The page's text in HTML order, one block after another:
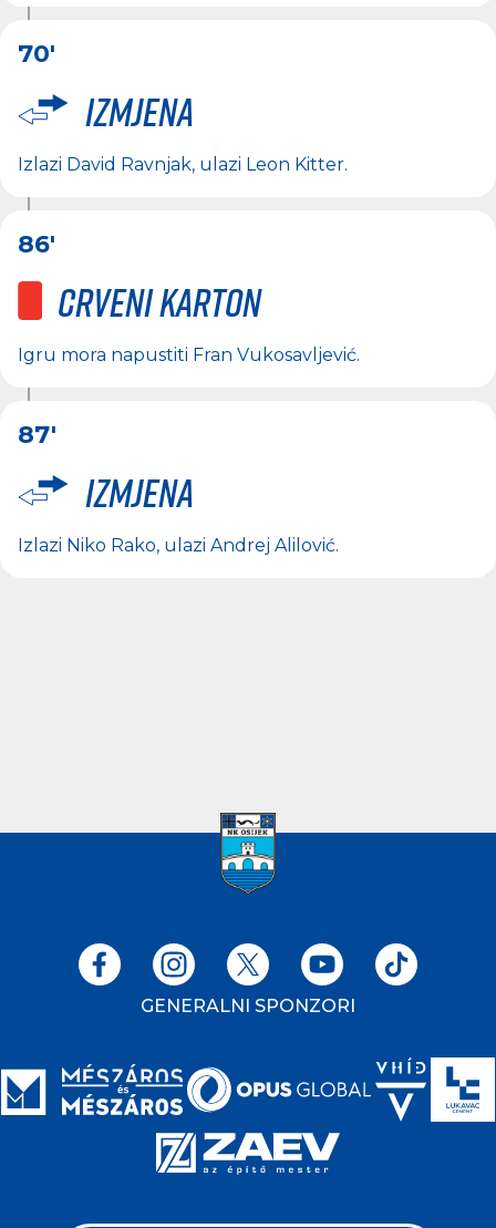
70'
Izmjena
Izlazi David Ravnjak, ulazi Leon Kitter.
86'
Crveni karton
Igru mora napustiti Fran Vukosavljević.
87'
Izmjena
Izlazi Niko Rako, ulazi Andrej Alilović.
GENERALNI SPONZORI